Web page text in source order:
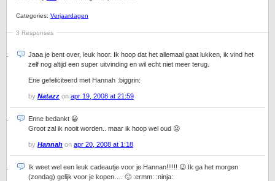
Categories: Verjaardagen
3 Responses
Jaaa je bent over, leuk hoor. Ik hoop dat het allemaal gaat lukken, ik vind het
zelf nog altijd een super uitvinding en wil echt niet meer terug.
Ene gefeliciteerd met Hannah :biggrin:
by Natazz on apr 19, 2008 at 21:59
Enne bedankt 😀
Groot zal ik nooit worden.. maar ik hoop wel oud 😛
by Hannah on apr 20, 2008 at 1:18
Ik weet wel een leuk cadeautje voor je Hannan!!!!!! 😉 Ik ga het morgen
(zondag) gelijk voor je kopen…. 🙂 :ermm: :ninja: